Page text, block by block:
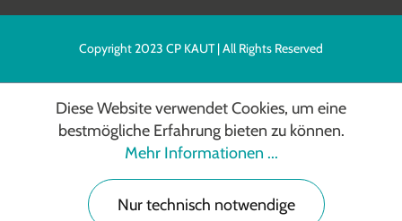
Copyright 2023 CP KAUT | All Rights Reserved
Diese Website verwendet Cookies, um eine
bestmögliche Erfahrung bieten zu können.
Mehr Informationen ...
Nur technisch notwendige